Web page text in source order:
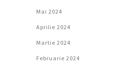
Mai 2024
Aprilie 2024
Martie 2024
Februarie 2024